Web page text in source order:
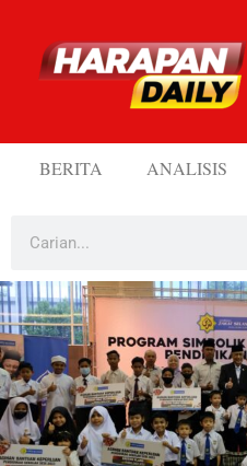
BERITA ANALISIS